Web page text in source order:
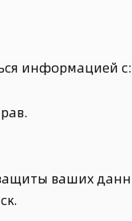
информацией с:
ваших